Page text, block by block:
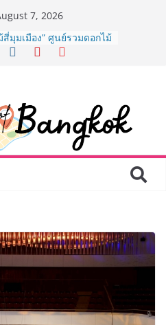
7, 2026
สี่มุมเมือง” ศูนย์รวมดอกไม้
ะดิษฐ์ พวงมาลัย และสังฆ
ย ส่งอุปกรณ์วิทยาศาสตร์
ฝีมือคนไทย ร่วมภารกิจ
ทร์ 24 สิงหาคมนี้
รวมพลังนักธุรกิจทั่ว
ะชุมใหญ่แห่งปี พบ CEO
ะดับตำนาน “ข้าวหน้าไก่
ะยานสู่น่านฟ้า
าจัดกิจกรรมเจรจาธุรกิจ
CONNECT 2026” ยก
ฑ์ท้องถิ่นสู่ตลาดเชิง
งยืน